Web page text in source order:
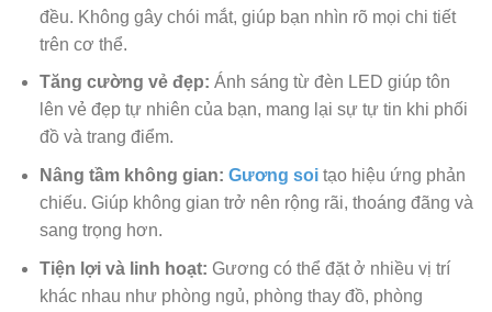
đều. Không gây chói mắt, giúp bạn nhìn rõ mọi chi tiết
trên cơ thể.
Tăng cường vẻ đẹp: Ánh sáng từ đèn LED giúp tôn
lên vẻ đẹp tự nhiên của bạn, mang lại sự tự tin khi phối
đồ và trang điểm.
Nâng tầm không gian: Gương soitạo hiệu ứng phản
chiếu. Giúp không gian trở nên rộng rãi, thoáng đãng và
sang trọng hơn.
Tiện lợi và linh hoạt: Gương có thể đặt ở nhiều vị trí
khác nhau như phòng ngủ, phòng thay đồ, phòng